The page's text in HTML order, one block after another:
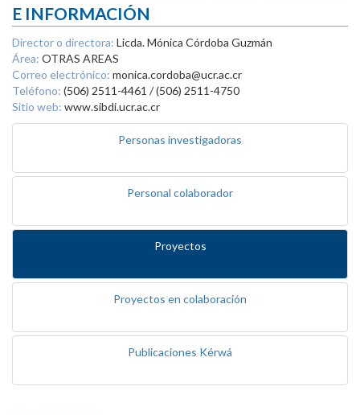
E INFORMACIÓN
Director o directora: Licda. Mónica Córdoba Guzmán
Área: OTRAS AREAS
Correo electrónico: monica.cordoba@ucr.ac.cr
Teléfono: (506) 2511-4461 / (506) 2511-4750
Sitio web: www.sibdi.ucr.ac.cr
Personas investigadoras
Personal colaborador
Proyectos
Proyectos en colaboración
Publicaciones Kérwá